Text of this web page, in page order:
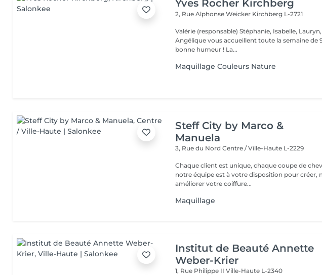
Yves Rocher Kirchberg
2, Rue Alphonse Weicker Kirchberg L-2721
Valérie (responsable) Stéphanie, Isabelle,
Angélique vous accueillent toute la semaine de
bonne humeur ! La...
Maquillage Couleurs Nature
Steff City by Marco &
Manuela
3, Rue du NordCentre / Ville-Haute L-2229
Chaque client est unique, chaque coupe de
notre équipe est à votre disposition pour créer,
améliorer votre coiffure...
Maquillage
Institut de Beauté Annette
Weber-Krier
1, Rue Philippe IIVille-Haute L-2340